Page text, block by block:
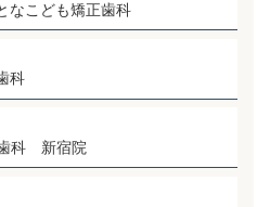
なこども矯正歯科
科
科 新宿院